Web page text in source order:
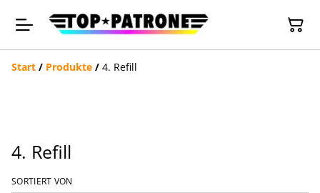
Start / Produkte / 4. Refill
4. Refill
SORTIERT VON